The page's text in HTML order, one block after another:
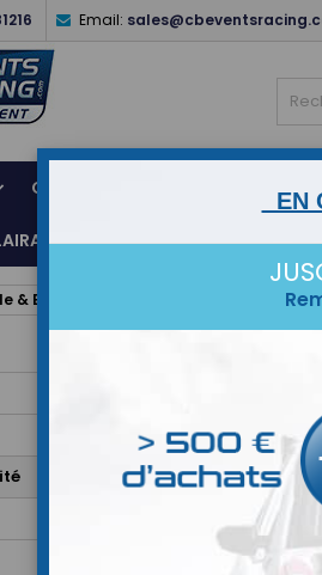
Email:
CASQUES
ATELIER & ASSISTANCE
& Electricité Coude 90deg 8mm
EN